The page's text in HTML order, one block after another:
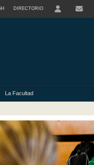
DIRECTORIO
La Facultad